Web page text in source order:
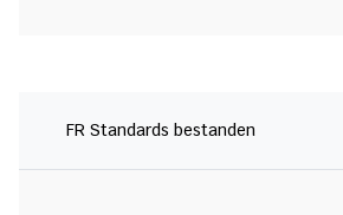
FR Standards bestanden